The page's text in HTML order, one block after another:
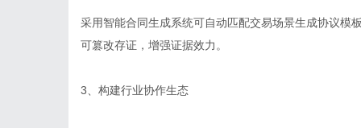
采用智能合同生成系统可自动匹配交易场景生成协议模
可篡改存证，增强证据效力。
3、构建行业协作生态